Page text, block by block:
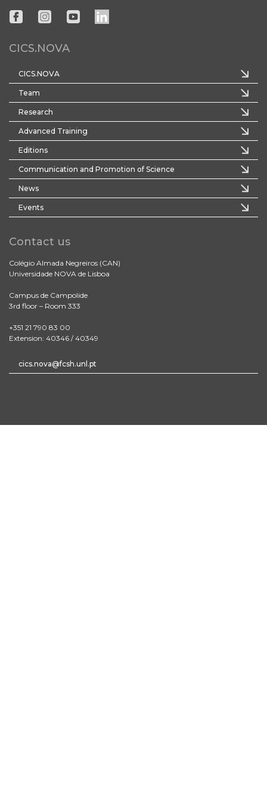
CICS.NOVA
CICS.NOVA
Team
Research
Advanced Training
Editions
Communication and Promotion of Science
News
Events
Contact us
Colégio Almada Negreiros (CAN)
Universidade NOVA de Lisboa
Campus de Campolide
3rd floor – Room 333
+351 21 790 83 00
Extension: 40346 / 40349
cics.nova@fcsh.unl.pt